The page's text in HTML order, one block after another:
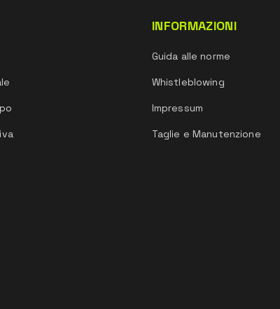
INFORMAZIONI
Guida alle norme
Whistleblowing
Impressum
Taglie e Manutenzione